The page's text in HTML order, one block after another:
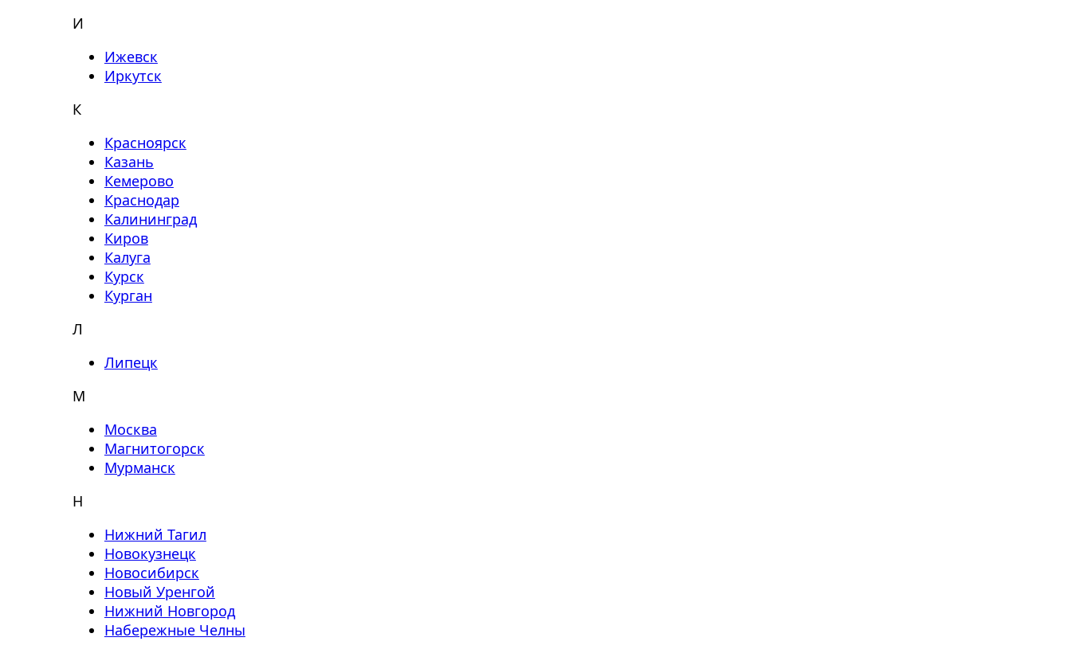
И
Ижевск
Иркутск
К
Красноярск
Казань
Кемерово
Краснодар
Калининград
Киров
Калуга
Курск
Курган
Л
Липецк
М
Москва
Магнитогорск
Мурманск
Н
Нижний Тагил
Новокузнецк
Новосибирск
Новый Уренгой
Нижний Новгород
Набережные Челны